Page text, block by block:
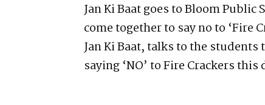
Jan Ki Baat goes to Bloom
come together to say no to ‘Fire
Jan Ki Baat, talks to the
saying ‘NO’ to Fire Crackers this